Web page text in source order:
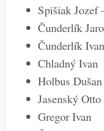
Spišiak Jozef
Čunderlík
Čunderlík Ivan
Chladný Ivan
Holbus Dušan
Jasenský Otto
Gregor Ivan